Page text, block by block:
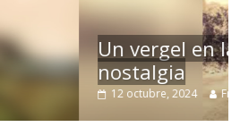
nieblas de la
G. Navarro 0